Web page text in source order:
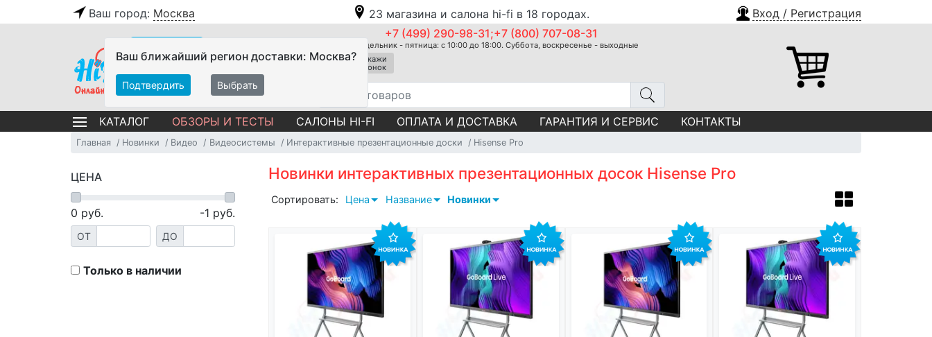
Ваш город: Москва 23 магазина и салона hi-fi в 18 городах. Вход / Регистрация
Ваш ближайший регион доставки: Москва?
Подтвердить Выбрать
+7 (499) 290-98-31;+7 (800) 707-08-31
Понедельник - пятница: с 10:00 до 18:00. Суббота, воскресенье - выходные
Закажи
звонок
КАТАЛОГ ОБЗОРЫ И ТЕСТЫ САЛОНЫ HI-FI ОПЛАТА И ДОСТАВКА ГАРАНТИЯ И СЕРВИС КОНТАКТЫ
Главная Новинки Видео Видеосистемы Интерактивные презентационные доски Hisense Pro
Новинки интерактивных презентационных досок Hisense Pro
Сортировать: Цена Название Новинки
ЦЕНА
0 руб. -1 руб.
ОТ ДО
Только в наличии